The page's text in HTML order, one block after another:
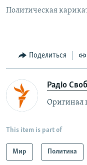
Политическая
Поделиться
Радіо
Оригинал
This item is part of
Мир Политика